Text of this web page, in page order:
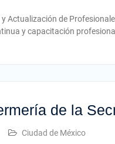
Actualización de
y capacitación
de la
Ciudad de México